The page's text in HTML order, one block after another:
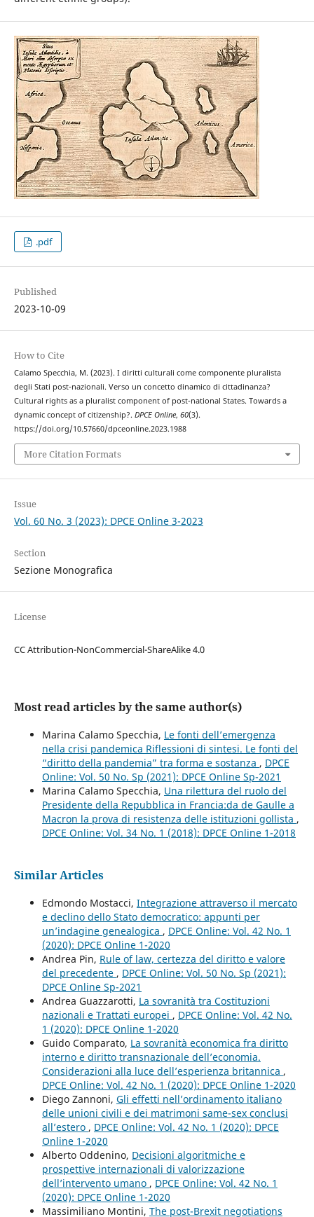
.pdf
Published
2023-10-09
How to Cite
Calamo Specchia, M. (2023). I diritti culturali come componente pluralista
degli Stati post-nazionali. Verso un concetto dinamico di cittadinanza?
Cultural rights as a pluralist component of post-national States. Towards a
dynamic concept of citizenship?. DPCE Online, 60(3).
https://doi.org/10.57660/dpceonline.2023.1988
More Citation Formats
Issue
Vol. 60 No. 3 (2023): DPCE Online 3-2023
Section
Sezione Monografica
License
CC Attribution-NonCommercial-ShareAlike 4.0
Most read articles by the same author(s)
Marina Calamo Specchia, Le fonti dell’emergenza
nella crisi pandemica Riflessioni di sintesi. Le fonti del
“diritto della pandemia” tra forma e sostanza , DPCE
Online: Vol. 50 No. Sp (2021): DPCE Online Sp-2021
Marina Calamo Specchia, Una rilettura del ruolo del
Presidente della Repubblica in Francia:da de Gaulle a
Macron la prova di resistenza delle istituzioni gollista ,
DPCE Online: Vol. 34 No. 1 (2018): DPCE Online 1-2018
Similar Articles
Edmondo Mostacci, Integrazione attraverso il mercato
e declino dello Stato democratico: appunti per
un’indagine genealogica , DPCE Online: Vol. 42 No. 1
(2020): DPCE Online 1-2020
Andrea Pin, Rule of law, certezza del diritto e valore
del precedente , DPCE Online: Vol. 50 No. Sp (2021):
DPCE Online Sp-2021
Andrea Guazzarotti, La sovranità tra Costituzioni
nazionali e Trattati europei , DPCE Online: Vol. 42 No.
1 (2020): DPCE Online 1-2020
Guido Comparato, La sovranità economica fra diritto
interno e diritto transnazionale dell’economia.
Considerazioni alla luce dell’esperienza britannica ,
DPCE Online: Vol. 42 No. 1 (2020): DPCE Online 1-2020
Diego Zannoni, Gli effetti nell’ordinamento italiano
delle unioni civili e dei matrimoni same-sex conclusi
all’estero , DPCE Online: Vol. 42 No. 1 (2020): DPCE
Online 1-2020
Alberto Oddenino, Decisioni algoritmiche e
prospettive internazionali di valorizzazione
dell’intervento umano , DPCE Online: Vol. 42 No. 1
(2020): DPCE Online 1-2020
Massimiliano Montini, The post-Brexit negotiations